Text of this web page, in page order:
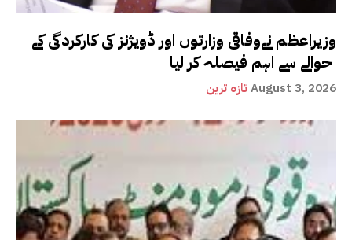
وزیراعظم نےوفاقی وزارتوں اور ڈویژنز کی کارکردگی کے
تازہ ترینAugust 3, 2026